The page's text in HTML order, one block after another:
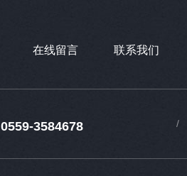
在线留言 联系我们
0559-3584678